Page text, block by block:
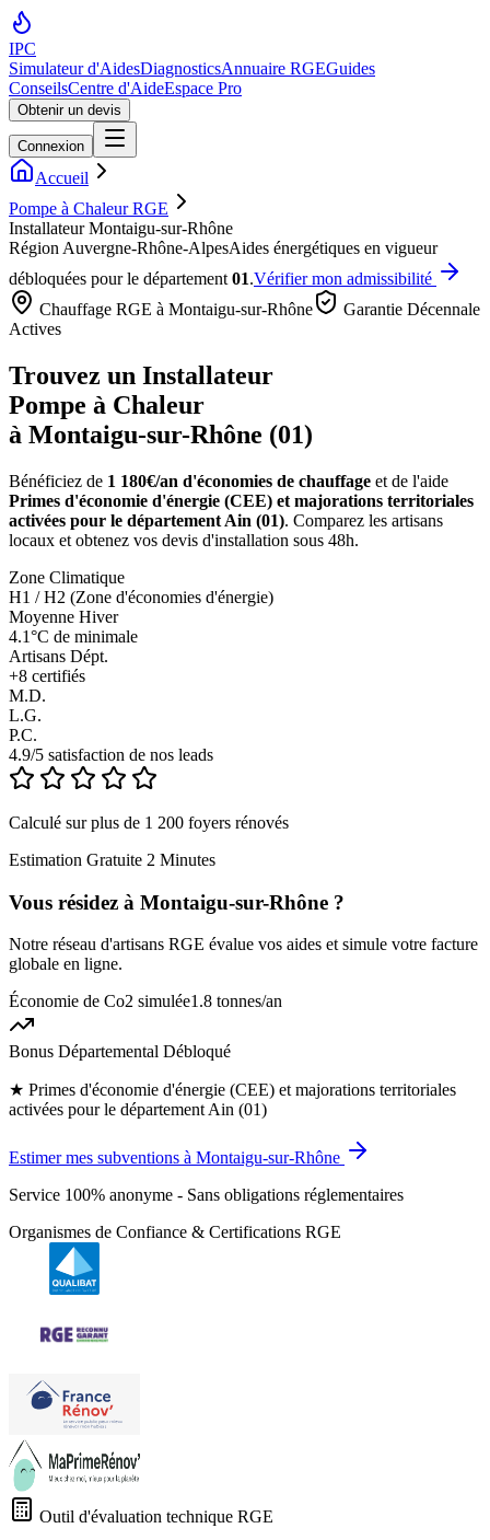
IPC
Simulateur d'AidesDiagnosticsAnnuaire RGEGuides
ConseilsCentre d'AideEspace Pro
Obtenir un devis
Connexion
Accueil
Pompe à Chaleur RGE
Installateur Montaigu-sur-Rhône
Région Auvergne-Rhône-AlpesAides énergétiques en vigueur
débloquées pour le département 01.Vérifier mon admissibilité
Chauffage RGE à Montaigu-sur-Rhône
Garantie Décennale
Actives
Trouvez un Installateur
Pompe à Chaleur
à Montaigu-sur-Rhône (01)
Bénéficiez de 1 180€/an d'économies de chauffage et de l'aide
Primes d'économie d'énergie (CEE) et majorations territoriales
activées pour le département Ain (01). Comparez les artisans
locaux et obtenez vos devis d'installation sous 48h.
Zone Climatique
H1 / H2 (Zone d'économies d'énergie)
Moyenne Hiver
4.1°C de minimale
Artisans Dépt.
+8 certifiés
M.D.
L.G.
P.C.
4.9/5 satisfaction de nos leads
Calculé sur plus de 1 200 foyers rénovés
Estimation Gratuite 2 Minutes
Vous résidez à Montaigu-sur-Rhône ?
Notre réseau d'artisans RGE évalue vos aides et simule votre facture
globale en ligne.
Économie de Co2 simulée1.8 tonnes/an
Bonus Départemental Débloqué
★ Primes d'économie d'énergie (CEE) et majorations territoriales
activées pour le département Ain (01)
Estimer mes subventions à Montaigu-sur-Rhône
Service 100% anonyme - Sans obligations réglementaires
Organismes de Confiance & Certifications RGE
Outil d'évaluation technique RGE